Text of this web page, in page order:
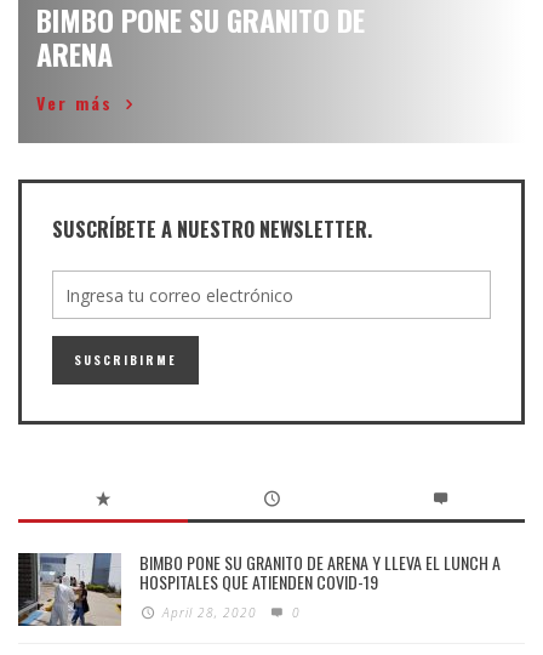
BIMBO PONE SU GRANITO DE
ARENA
Ver más
SUSCRÍBETE A NUESTRO NEWSLETTER.
BIMBO PONE SU GRANITO DE ARENA Y LLEVA EL LUNCH A
HOSPITALES QUE ATIENDEN COVID-19
April 28, 2020 0